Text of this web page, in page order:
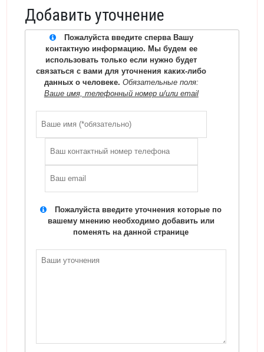
Добавить уточнение
Пожалуйста введите сперва Вашу
контактную информацию. Мы будем ее
использовать только если нужно будет
связаться с вами для уточнения каких-либо
данных о человеке. Обязательные поля:
Ваше имя, телефонный номер и/или email
Пожалуйста введите уточнения которые по
вашему мнению необходимо добавить или
поменять на данной странице